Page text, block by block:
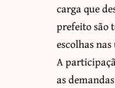
carga que
prefeito são
escolhas
A
as